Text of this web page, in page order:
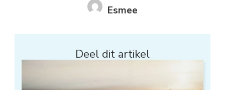
Esmee
Deel dit artikel